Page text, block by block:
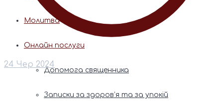
Молитва
Онлайн послуги
Допомога священника
Записки за здоров’я та за упокій
24 Чер 2024